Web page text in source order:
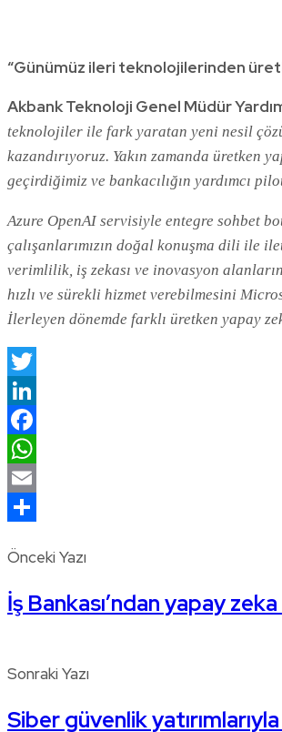
“Günümüz ileri teknolojilerinden
Akbank Teknoloji Genel Müdür
teknolojiler ile fark yaratan yeni nesil
kazandırıyoruz. Yakın zamanda üretken
geçirdiğimiz ve bankacılığın yardımcı
Azure OpenAI servisiyle entegre sohbet
çalışanlarımızın doğal konuşma dili ile
verimlilik, iş zekası ve inovasyon
hızlı ve sürekli hizmet verebilmesini
İlerleyen dönemde farklı üretken yapay
Twitter
LinkedIn
Facebook
WhatsApp
Email
Önceki Yazı
İş Bankası’ndan yapay
Sonraki Yazı
Siber güvenlik